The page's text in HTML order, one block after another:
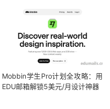
Mobbin学生Pro计划全攻略：用
EDU邮箱解锁5美元/月设计神器